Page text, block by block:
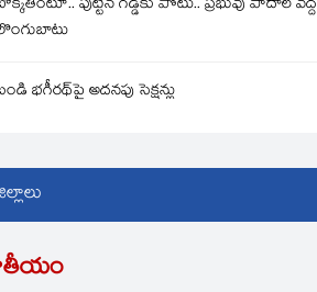
పుట్టిన గడ్డకు పోటు.. ప్రభువు పాదాల వద్ద
భగీరథ్‌పై అదనపు సెక్షన్లు